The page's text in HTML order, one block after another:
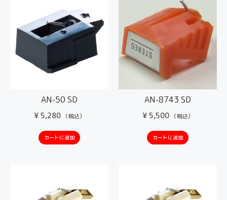
AN-50 SD
¥5,280 （税込）
カートに追加
AN-8743 SD
¥5,500 （税込）
カートに追加